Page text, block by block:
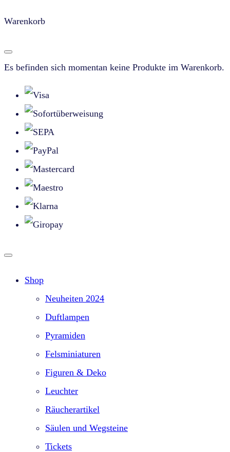
Warenkorb
Es befinden sich momentan keine Produkte im Warenkorb.
Shop
Neuheiten 2024
Duftlampen
Pyramiden
Felsminiaturen
Figuren & Deko
Leuchter
Räucherartikel
Säulen und Wegsteine
Tickets